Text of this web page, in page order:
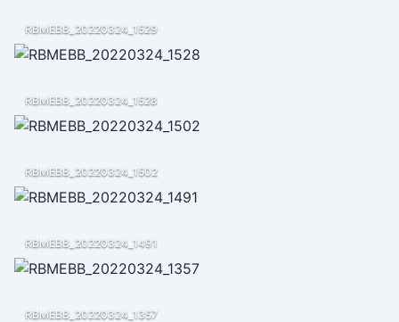
RBMEBB_20220324_1529
RBMEBB_20220324_1528
RBMEBB_20220324_1502
RBMEBB_20220324_1491
RBMEBB_20220324_1357